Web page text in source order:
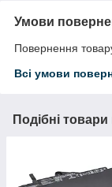
Умови
Повернення
Всі умови
Подібні товари